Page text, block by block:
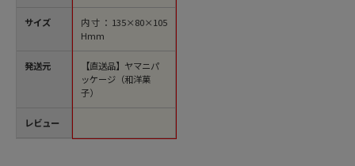
サイズ
発送元
レビュー
内寸：135×80×105
Hmm
【直送品】ヤマニパ
ッケージ（和洋菓
子）